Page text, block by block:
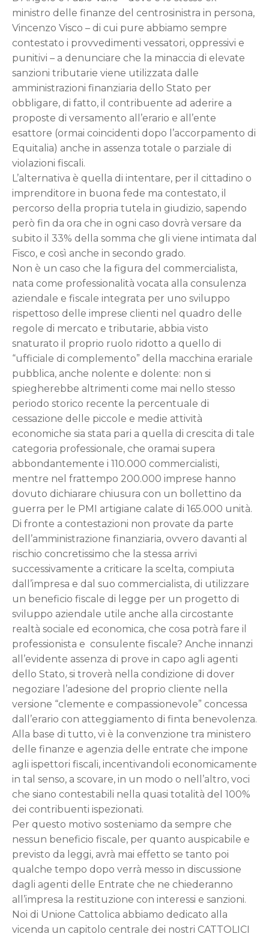
ministro delle finanze del centrosinistra in persona,
Vincenzo Visco – di cui pure abbiamo sempre
contestato i provvedimenti vessatori, oppressivi e
punitivi – a denunciare che la minaccia di elevate
sanzioni tributarie viene utilizzata dalle
amministrazioni finanziaria dello Stato per
obbligare, di fatto, il contribuente ad aderire a
proposte di versamento all’erario e all’ente
esattore (ormai coincidenti dopo l’accorpamento di
Equitalia) anche in assenza totale o parziale di
violazioni fiscali.
L’alternativa è quella di intentare, per il cittadino o
imprenditore in buona fede ma contestato, il
percorso della propria tutela in giudizio, sapendo
però fin da ora che in ogni caso dovrà versare da
subito il 33% della somma che gli viene intimata dal
Fisco, e così anche in secondo grado.
Non è un caso che la figura del commercialista,
nata come professionalità vocata alla consulenza
aziendale e fiscale integrata per uno sviluppo
rispettoso delle imprese clienti nel quadro delle
regole di mercato e tributarie, abbia visto
snaturato il proprio ruolo ridotto a quello di
“ufficiale di complemento” della macchina erariale
pubblica, anche nolente e dolente: non si
spiegherebbe altrimenti come mai nello stesso
periodo storico recente la percentuale di
cessazione delle piccole e medie attività
economiche sia stata pari a quella di crescita di tale
categoria professionale, che oramai supera
abbondantemente i 110.000 commercialisti,
mentre nel frattempo 200.000 imprese hanno
dovuto dichiarare chiusura con un bollettino da
guerra per le PMI artigiane calate di 165.000 unità.
Di fronte a contestazioni non provate da parte
dell’amministrazione finanziaria, ovvero davanti al
rischio concretissimo che la stessa arrivi
successivamente a criticare la scelta, compiuta
dall’impresa e dal suo commercialista, di utilizzare
un beneficio fiscale di legge per un progetto di
sviluppo aziendale utile anche alla circostante
realtà sociale ed economica, che cosa potrà fare il
professionista e consulente fiscale? Anche innanzi
all’evidente assenza di prove in capo agli agenti
dello Stato, si troverà nella condizione di dover
negoziare l’adesione del proprio cliente nella
versione “clemente e compassionevole” concessa
dall’erario con atteggiamento di finta benevolenza.
Alla base di tutto, vi è la convenzione tra ministero
delle finanze e agenzia delle entrate che impone
agli ispettori fiscali, incentivandoli economicamente
in tal senso, a scovare, in un modo o nell’altro, voci
che siano contestabili nella quasi totalità del 100%
dei contribuenti ispezionati.
Per questo motivo sosteniamo da sempre che
nessun beneficio fiscale, per quanto auspicabile e
previsto da leggi, avrà mai effetto se tanto poi
qualche tempo dopo verrà messo in discussione
dagli agenti delle Entrate che ne chiederanno
all’impresa la restituzione con interessi e sanzioni.
Noi di Unione Cattolica abbiamo dedicato alla
vicenda un capitolo centrale dei nostri CATTOLICI